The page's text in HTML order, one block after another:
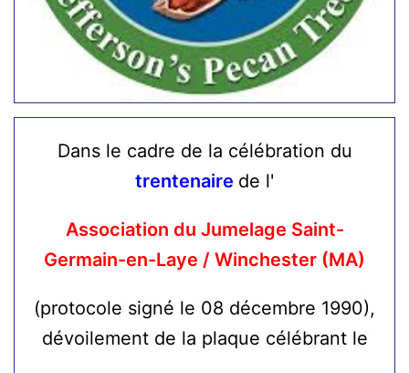
Dans le cadre de la célébration du
trentenaire de l'
Association du Jumelage Saint-
Germain-en-Laye / Winchester (MA)
(protocole signé le 08 décembre 1990),
dévoilement de la plaque célébrant le